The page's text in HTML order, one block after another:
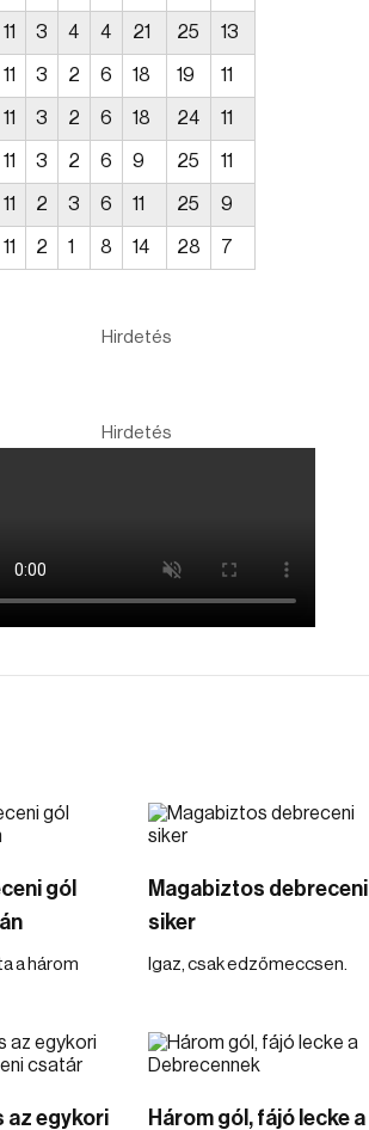
11 3 4 4 21 25 13
11 3 2 6 18 19 11
11 3 2 6 18 24 11
11 3 2 6 9 25 11
11 2 3 6 11 25 9
11 2 1 8 14 28 7
Hirdetés
Hirdetés
gól
a három
Magabiztos debreceni
siker
Igaz, csak edzőmeccsen.
az egykori
Három gól, fájó lecke a